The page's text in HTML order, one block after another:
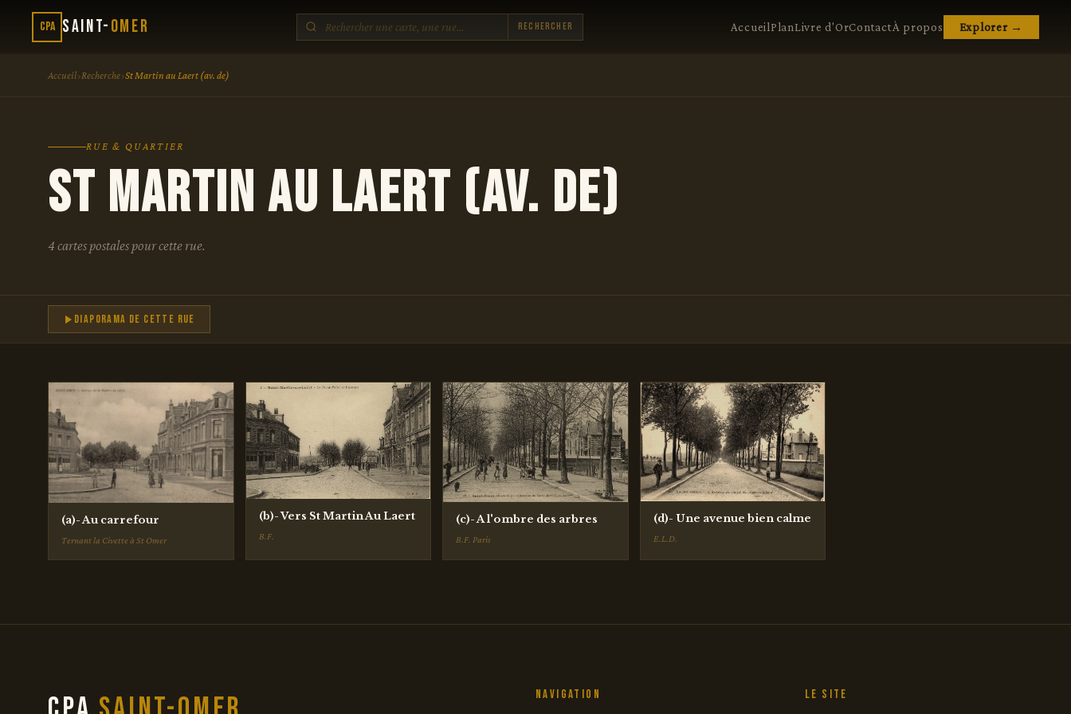
CPA Saint-Omer Rechercher Accueil PlanLivre d'OrContactÀ propos Explorer →
Accueil›Recherche›St Martin au Laert (av. de)
RUE & QUARTIER
St Martin au Laert (av. de)
4 cartes postales pour cette rue.
Diaporama de cette rue
(a)- Au carrefour
Ternant la Civette à St Omer
(b)- Vers St Martin Au Laert
B.F.
(c)- A l'ombre des arbres
B.F. Paris
(d)- Une avenue bien calme
E.L.D.
Navigation Le site